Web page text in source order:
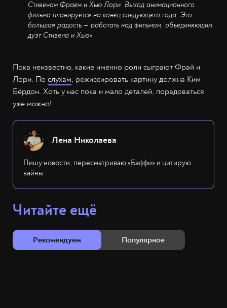
Стивеном Фраем и Хью Лори. Выход анимационного
фильма планируется на конец следующего года. Это
большая радость — работать над фильмом, объединяющим
дуэт Стивена и Хью».
Пока неизвестно, какие именно роли сыграют Фрай и
Лори. По слухам, режиссировать картину должна Ким
Бёрдон. Хоть у нас пока и мало деталей, порадоваться
уже можно!
Лена Николаева
Пишу новости, пересматриваю «Баффи» и цитирую
вайны
Читайте ещё
Рекомендуем Популярное